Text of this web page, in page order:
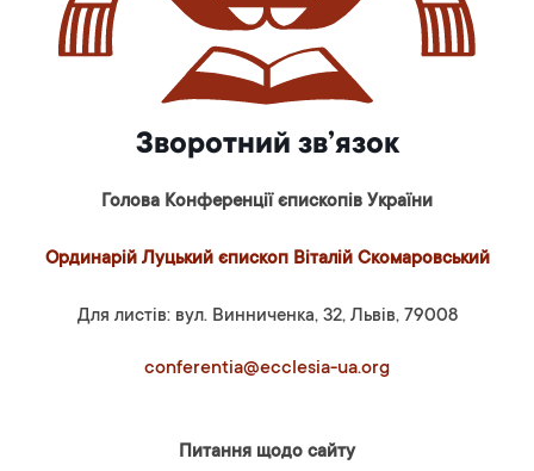
Зворотний зв’язок
Голова Конференції єпископів України
Ординарій Луцький єпископ Віталій Скомаровський
Для листів: вул. Винниченка, 32, Львів, 79008
conferentia@ecclesia-ua.org
Питання щодо сайту